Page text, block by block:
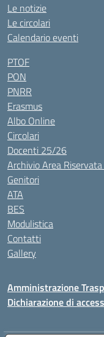
Le notizie
Le circolari
Calendario eventi
PTOF
PON
PNRR
Erasmus
Albo Online
Circolari
Docenti 25/26
Archivio Area
Genitori
ATA
BES
Modulistica
Contatti
Gallery
Amministrazione
Dichiarazione di